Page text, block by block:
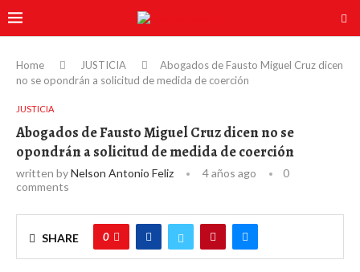
Home JUSTICIA
Abogados de Fausto Miguel Cruz dicen
no se opondrán a solicitud de medida de coerción
JUSTICIA
Abogados de Fausto Miguel Cruz dicen no se
opondrán a solicitud de medida de coerción
written byNelson Antonio Feliz 4 años ago
0
comments
SHARE 0